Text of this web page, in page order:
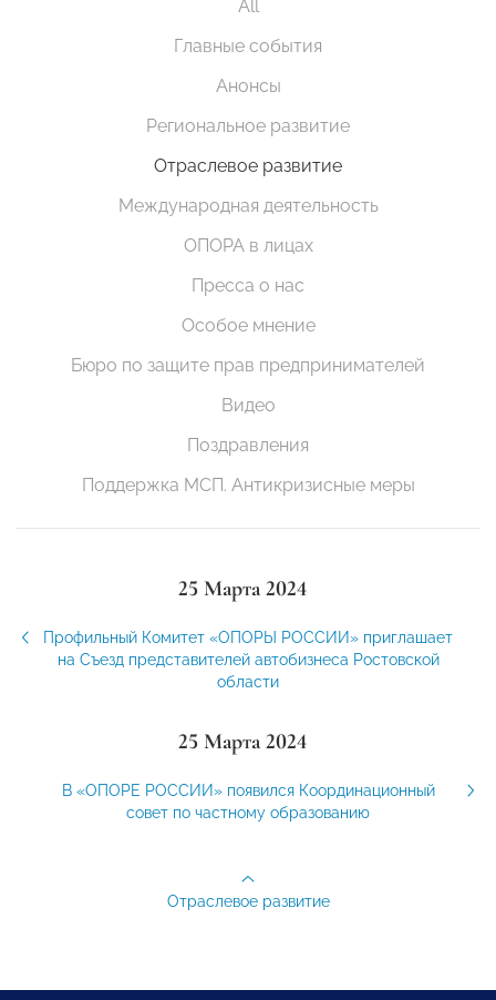
All
Главные события
Анонсы
Региональное развитие
Отраслевое развитие
Международная деятельность
ОПОРА в лицах
Пресса о нас
Особое мнение
Бюро по защите прав предпринимателей
Видео
Поздравления
Поддержка МСП. Антикризисные меры
25 Марта 2024
Профильный Комитет «ОПОРЫ РОССИИ» приглашает
на Съезд представителей автобизнеса Ростовской
области
25 Марта 2024
В «ОПОРЕ РОССИИ» появился Координационный
совет по частному образованию
Отраслевое развитие